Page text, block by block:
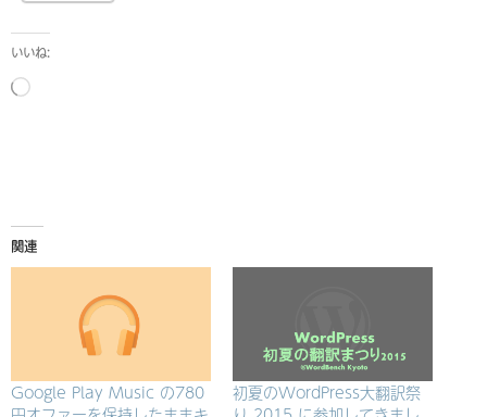
いいね:
読
関連
Google Play Music の780
初夏のWordPress大翻訳祭